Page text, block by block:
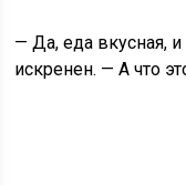
— Да, еда вкусная,
искренен. — А что